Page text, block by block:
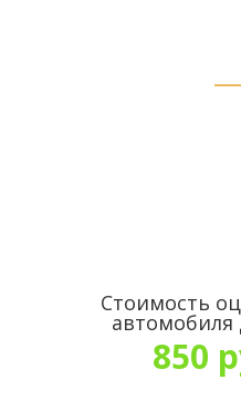
Стоимость
автомобиля
850